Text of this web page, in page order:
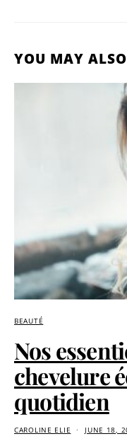
YOU MAY
BEAUTÉ
Nos
chevelure
quotidien
CAROLINE ELIE JUNE 18,